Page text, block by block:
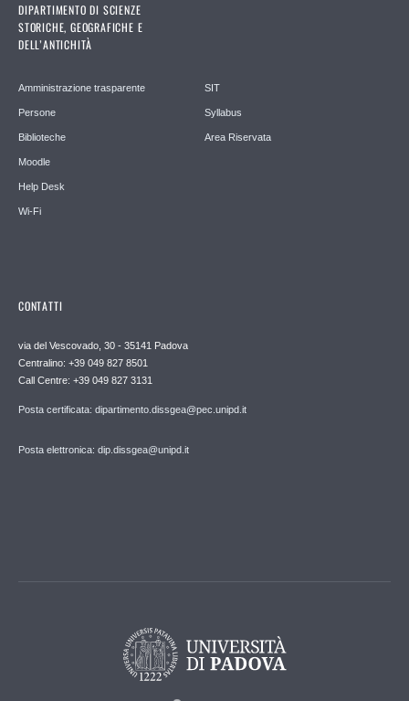
DIPARTIMENTO DI SCIENZE
STORICHE, GEOGRAFICHE E
DELL’ANTICHITÀ
Amministrazione trasparente
Persone
Biblioteche
Moodle
Help Desk
Wi-Fi
SIT
Syllabus
Area Riservata
CONTATTI
via del Vescovado, 30 - 35141 Padova
Centralino: +39 049 827 8501
Call Centre: +39 049 827 3131
Posta certificata: dipartimento.dissgea@pec.unipd.it
Posta elettronica: dip.dissgea@unipd.it